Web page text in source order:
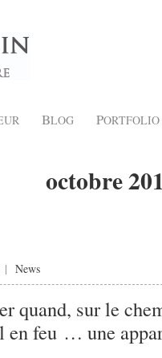
BLOG PORTFOLIO
octobre
| News
quand, sur le
en feu … une